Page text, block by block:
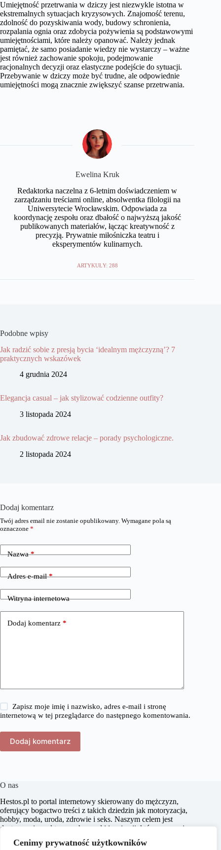
Cenimy prywatność użytkowników
Umiejętność przetrwania w dziczy jest niezwykle istotna w
ekstremalnych sytuacjach kryzysowych. Znajomość terenu,
zdolność do pozyskiwania wody, budowy schronienia,
rozpalania ognia oraz zdobycia pożywienia są podstawowymi
umiejętnościami, które należy opanować. Należy jednak
pamiętać, że samo posiadanie wiedzy nie wystarczy – ważne
jest również zachowanie spokoju, podejmowanie
racjonalnych decyzji oraz elastyczne podejście do sytuacji.
Przebywanie w dziczy może być trudne, ale odpowiednie
umiejętności mogą znacznie zwiększyć szanse przetrwania.
Ewelina Kruk
Redaktorka naczelna z 6-letnim doświadczeniem w
zarządzaniu treściami online, absolwentka filologii na
Uniwersytecie Wrocławskim. Odpowiada za
koordynację zespołu oraz dbałość o najwyższą jakość
publikowanych materiałów, łącząc kreatywność z
precyzją. Prywatnie miłośniczka teatru i
eksperymentów kulinarnych.
ARTYKUŁY: 288
Podobne wpisy
Jak radzić sobie z presją bycia ‘idealnym mężczyzną’? 7
praktycznych wskazówek
4 grudnia 2024
Elegancja casual – jak stylizować codzienne outfity?
3 listopada 2024
Jak zbudować zdrowe relacje – porady psychologiczne.
2 listopada 2024
Dodaj komentarz
Twój adres email nie zostanie opublikowany. Wymagane pola są
oznaczone *
Nazwa*
Adres e-mail*
Witryna internetowa
Dodaj komentarz *
Zapisz moje imię i nazwisko, adres e-mail i stronę
internetową w tej przeglądarce do następnego komentowania.
Dodaj komentarz
O nas
​Hestos.pl to portal internetowy skierowany do mężczyzn,
oferujący bogactwo treści z takich dziedzin jak motoryzacja,
hobby, moda, uroda, zdrowie i seks. Naszym celem jest
dostarczanie praktycznych porad i inspiracji, które pomagają
aktywnego stylu życia. Dbamy o to, aby nasze artykuły były